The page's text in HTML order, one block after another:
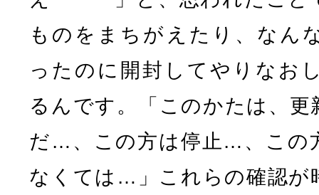
ものをまちがえたり、なん
ったのに開封してやりなお
るんです。「このかたは、
だ…、この方は停止…、この
なくては…」これらの確認が